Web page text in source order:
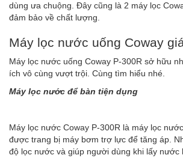
dùng ưa chuộng. Đây cũng là 2 máy lọc
đảm bảo về chất lượng.
Máy lọc nước uống Coway
Máy lọc nước uống Coway P-300R sở hữu
ích vô cùng vượt trội. Cùng tìm hiểu nhé.
Máy lọc nước để bàn tiện dụng
Máy lọc nước Coway P-300R là máy lọc
được trang bị máy bơm trợ lực để tăng áp.
độ lọc nước và giúp người dùng khi lấy nước